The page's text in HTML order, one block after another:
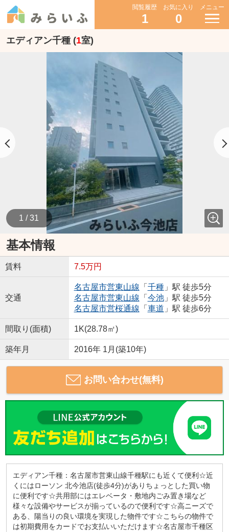
閲覧履歴
1
お気に入り
0
メニュー
エディアン千種 (1室)
1 / 31
基本情報
賃料 7.5万円
交通
名古屋市営東山線 「 千種」駅 徒歩5分
名古屋市営東山線 「 今池」駅 徒歩5分
名古屋市営桜通線 「 車道 」駅 徒歩6分
間取り(面積) 1K(28.78㎡)
築年月 2016年 1月(築10年)
お問い合わせ(無料)
エディアン千種：名古屋市営東山線千種駅にも近くて便利☆近
くにはローソン 北今池店(徒歩4分)がありちょっとした買い物
に便利です☆共用部にはエレベータ・敷地内ごみ置き場など
様々な設備やサービスが揃っているので便利です☆高ニーズで
ある、陽当りの良い環境を実現した物件です☆こちらの物件で
は初期費用をカードでお支払いいただけます☆名古屋市千種区